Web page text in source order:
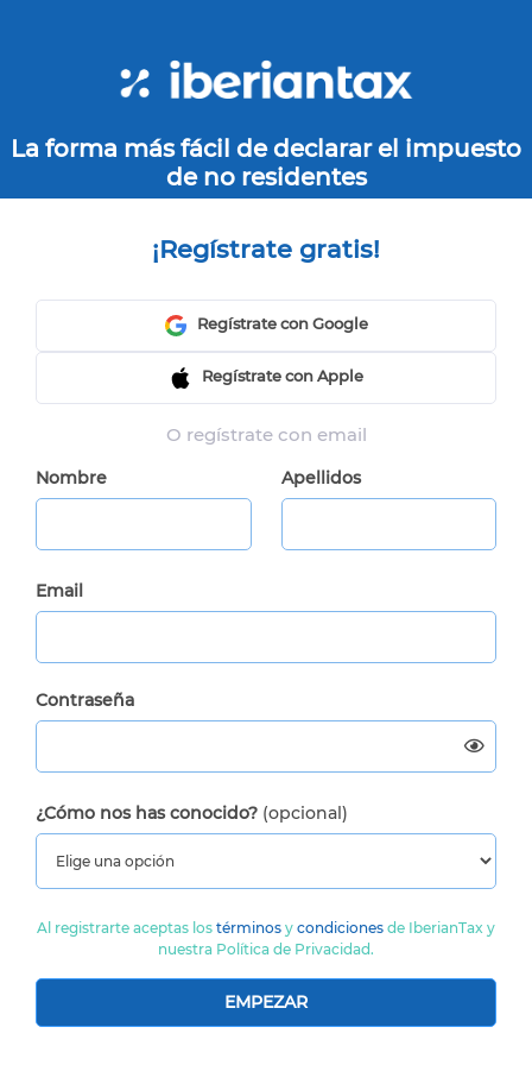
La forma más fácil de declarar el impuesto
de no residentes
¡Regístrate gratis!
Regístrate con Google
Regístrate con Apple
O regístrate con email
Nombre Apellidos
Email
Contraseña
¿Cómo nos has conocido? (opcional)
Al registrarte aceptas los términos y condiciones de IberianTax y
nuestra Política de Privacidad.
EMPEZAR